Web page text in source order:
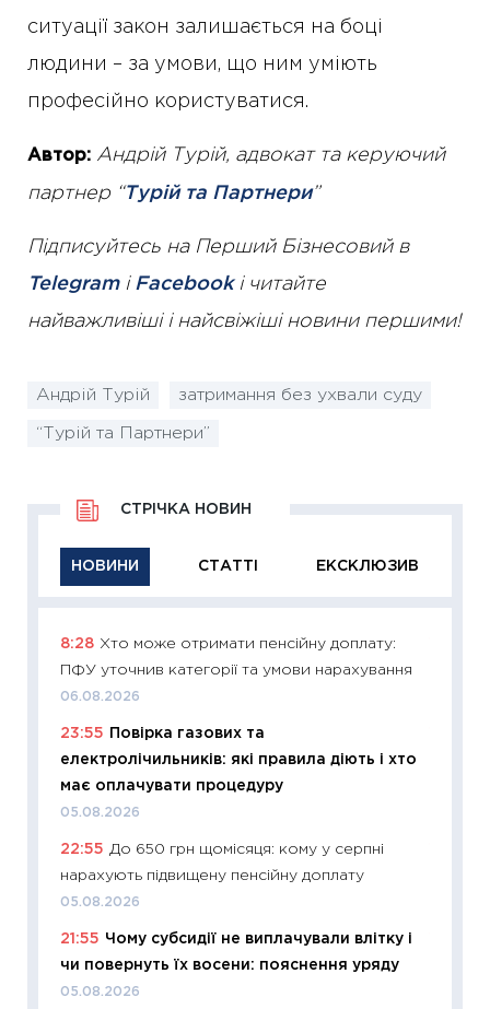
ситуації закон залишається на боці
людини – за умови, що ним уміють
професійно користуватися.
Автор: Андрій Турій, адвокат та керуючий
партнер “Турій та Партнери”
Підписуйтесь на Перший Бізнесовий в
Telegramі Facebookі читайте
найважливіші і найсвіжіші новини першими!
Андрій Турій затримання без ухвали суду
“Турій та Партнери”
НОВИНИ СТАТТІ ЕКСКЛЮЗИВ
СТРІЧКА НОВИН
8:28 Хто може отримати пенсійну доплату:
ПФУ уточнив категорії та умови нарахування
06.08.2026
23:55
Повірка газових та
електролічильників: які правила діють і хто
має оплачувати процедуру
05.08.2026
22:55 До 650 грн щомісяця: кому у серпні
нарахують підвищену пенсійну доплату
05.08.2026
21:55 Чому субсидії не виплачували влітку і
чи повернуть їх восени: пояснення уряду
05.08.2026